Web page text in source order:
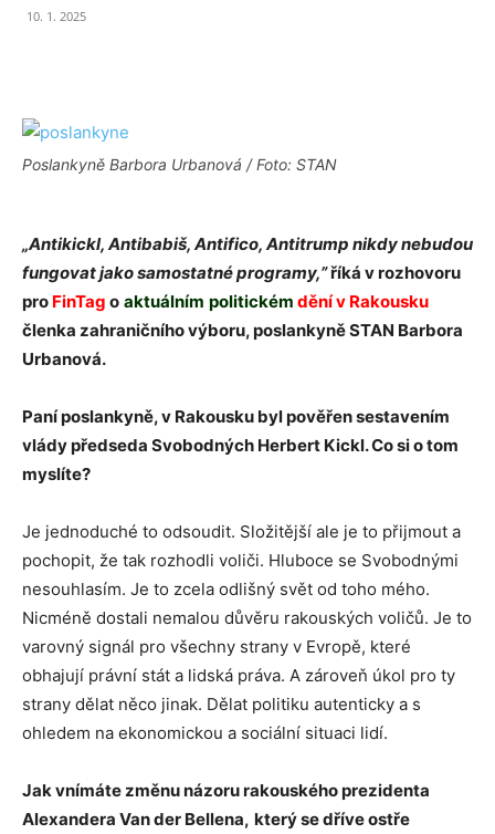
10. 1. 2025
Poslankyně Barbora Urbanová / Foto: STAN
„Antikickl, Antibabiš, Antifico, Antitrump nikdy nebudou
fungovat jako samostatné programy,”říká v rozhovoru
pro FinTag o aktuálním politickém dění v Rakousku
členka zahraničního výboru, poslankyně STAN Barbora
Urbanová.
Paní poslankyně, v Rakousku byl pověřen sestavením
vlády předseda Svobodných Herbert Kickl. Co si o tom
myslíte?
Je jednoduché to odsoudit. Složitější ale je to přijmout a
pochopit, že tak rozhodli voliči. Hluboce se Svobodnými
nesouhlasím. Je to zcela odlišný svět od toho mého.
Nicméně dostali nemalou důvěru rakouských voličů. Je to
varovný signál pro všechny strany v Evropě, které
obhajují právní stát a lidská práva. A zároveň úkol pro ty
strany dělat něco jinak. Dělat politiku autenticky a s
ohledem na ekonomickou a sociální situaci lidí.
Jak vnímáte změnu názoru rakouského prezidenta
Alexandera Van der Bellena, který se dříve ostře